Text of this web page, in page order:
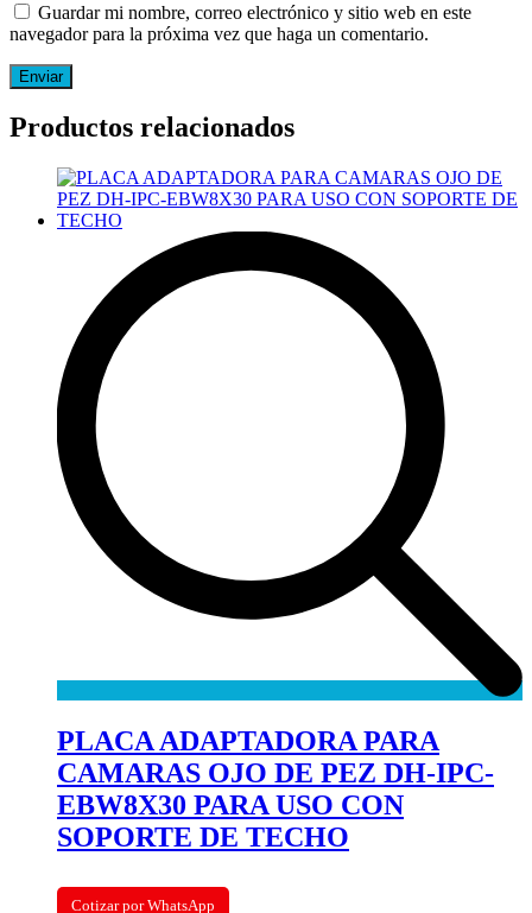
Guardar mi nombre, correo electrónico y sitio web en este
navegador para la próxima vez que haga un comentario.
Productos relacionados
PLACA ADAPTADORA PARA
CAMARAS OJO DE PEZ DH-IPC-
EBW8X30 PARA USO CON
SOPORTE DE TECHO
Cotizar por WhatsApp